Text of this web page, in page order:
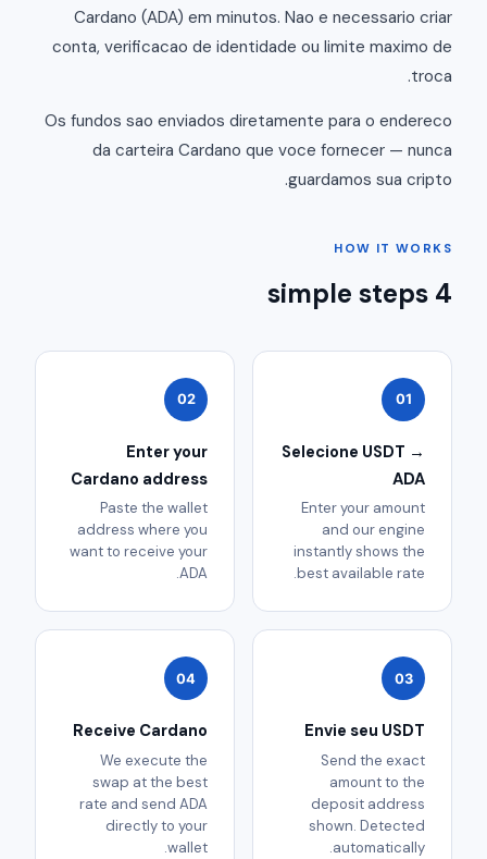
Cardano (ADA) em minutos. Nao e necessario criar
conta, verificacao de identidade ou limite maximo de
troca.
Os fundos sao enviados diretamente para o endereco
da carteira Cardano que voce fornecer — nunca
guardamos sua cripto.
HOW IT WORKS
4 simple steps
01
Selecione USDT →
ADA
Enter your amount
and our engine
instantly shows the
best available rate.
02
Enter your
Cardano address
Paste the wallet
address where you
want to receive your
ADA.
03
Envie seu USDT
Send the exact
amount to the
deposit address
shown. Detected
automatically.
04
Receive Cardano
We execute the
swap at the best
rate and send ADA
directly to your
wallet.